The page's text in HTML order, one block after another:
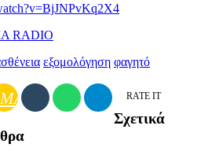
RADIO
εξομολόγηση φαγητό
RATE IT
Σχετικά